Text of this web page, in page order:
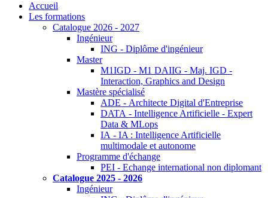
Accueil
Les formations
Catalogue 2026 - 2027
Ingénieur
ING - Diplôme d'ingénieur
Master
M1IGD - M1 DAIIG - Maj. IGD -
Interaction, Graphics and Design
Mastère spécialisé
ADE - Architecte Digital d'Entreprise
DATA - Intelligence Artificielle - Expert
Data & MLops
IA - IA : Intelligence Artificielle
multimodale et autonome
Programme d'échange
PEI - Echange international non diplomant
Catalogue 2025 - 2026
Ingénieur